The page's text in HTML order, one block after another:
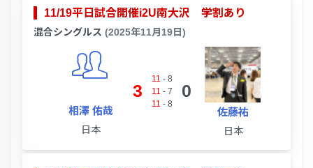
11/19平日試合開催i2U南大沢 学割あり
混合シングルス (2025年11月19日)
相澤 佑哉
日本
3
11 - 8
11 - 7
11 - 8
0
佐藤祐
日本